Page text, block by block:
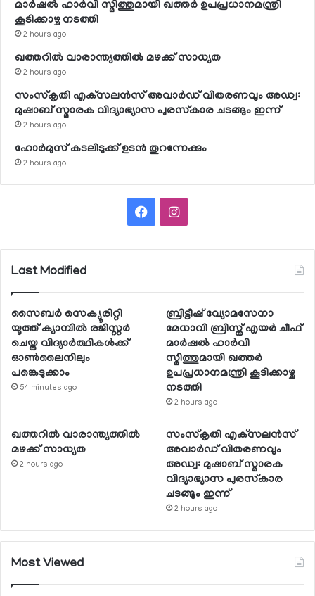
മാര്‍ഷല്‍ ഹാര്‍വി സ്മിത്തുമായി ഖത്തര്‍ ഉപപ്രധാനമന്ത്രി
കൂടിക്കാഴ്ച നടത്തി
2 hours ago
ഖത്തറില്‍ വാരാന്ത്യത്തില്‍ മഴക്ക് സാധ്യത
2 hours ago
സംസ്‌കൃതി എക്‌സലന്‍സ് അവാര്‍ഡ് വിതരണവും അഡ്വ:
മുഷാബ് സ്മാരക വിദ്യാഭ്യാസ പുരസ്‌കാര ചടങ്ങും ഇന്ന്
2 hours ago
ഹോര്‍മുസ് കടലിടുക്ക് ഉടന്‍ തുറന്നേക്കും
2 hours ago
FacebookInstagram
Last Modified
സൈബര്‍ സെക്യൂരിറ്റി
യൂത്ത് ക്യാമ്പില്‍ രജിസ്റ്റര്‍
ചെയ്ത വിദ്യാര്‍ത്ഥികള്‍ക്ക്
ഓണ്‍ലൈനിലും
പങ്കെടുക്കാം
54 minutes ago
ബ്രിട്ടീഷ് വ്യോമസേനാ
മേധാവി ബ്രിസ്ത് എയര്‍ ചീഫ്
മാര്‍ഷല്‍ ഹാര്‍വി
സ്മിത്തുമായി ഖത്തര്‍
ഉപപ്രധാനമന്ത്രി കൂടിക്കാഴ്ച
നടത്തി
2 hours ago
ഖത്തറില്‍ വാരാന്ത്യത്തില്‍
മഴക്ക് സാധ്യത
2 hours ago
സംസ്‌കൃതി എക്‌സലന്‍സ്
അവാര്‍ഡ് വിതരണവും
അഡ്വ: മുഷാബ് സ്മാരക
വിദ്യാഭ്യാസ പുരസ്‌കാര
ചടങ്ങും ഇന്ന്
2 hours ago
Most Viewed